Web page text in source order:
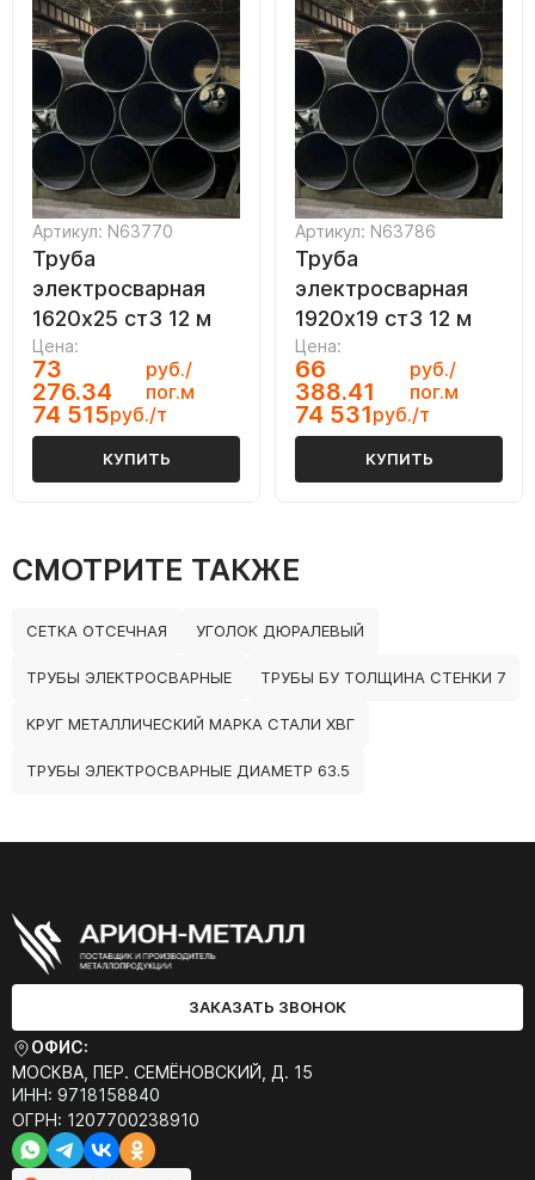
Артикул: N63770
Труба
электросварная
1620х25 ст3 12 м
Цена:
73
276.34
руб./
пог.м
74 515руб./т
КУПИТЬ
Артикул: N63786
Труба
электросварная
1920х19 ст3 12 м
Цена:
66
388.41
руб./
пог.м
74 531руб./т
КУПИТЬ
СМОТРИТЕ ТАКЖЕ
СЕТКА ОТСЕЧНАЯ УГОЛОК ДЮРАЛЕВЫЙ
ТРУБЫ ЭЛЕКТРОСВАРНЫЕ ТРУБЫ БУ ТОЛЩИНА СТЕНКИ 7
КРУГ МЕТАЛЛИЧЕСКИЙ МАРКА СТАЛИ ХВГ
ТРУБЫ ЭЛЕКТРОСВАРНЫЕ ДИАМЕТР 63.5
ЗАКАЗАТЬ ЗВОНОК
ОФИС:
МОСКВА, ПЕР. СЕМЁНОВСКИЙ, Д. 15
ИНН: 9718158840
ОГРН: 1207700238910